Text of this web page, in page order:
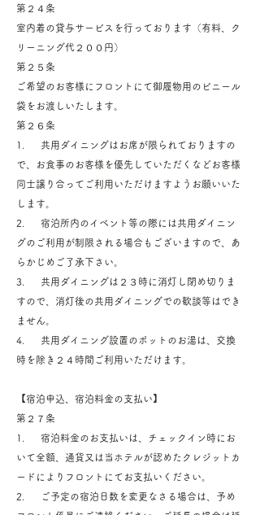
第２４条
室内着の貸与サービスを行っております（有料、ク
リーニング代２００円）
第２５条
ご希望のお客様にフロントにて御履物用のビニール
袋をお渡しいたします。
第２６条
1. 共用ダイニングはお席が限られておりますの
で、お食事のお客様を優先していただくなどお客様
同士譲り合ってご利用いただけますようお願いいた
します。
2. 宿泊所内のイベント等の際には共用ダイニン
グのご利用が制限される場合もございますので、あ
らかじめご了承下さい。
3. 共用ダイニングは２３時に消灯し閉め切りま
すので、消灯後の共用ダイニングでの歓談等はでき
ません。
4. 共用ダイニング設置のポットのお湯は、交換
時を除き２４時間ご利用いただけます。
【宿泊申込、宿泊料金の支払い】
第２７条
1. 宿泊料金のお支払いは、チェックイン時にお
いて全額、通貨又は当ホテルが認めたクレジットカ
ードによりフロントにてお支払いください。
2. ご予定の宿泊日数を変更なさる場合は、予め